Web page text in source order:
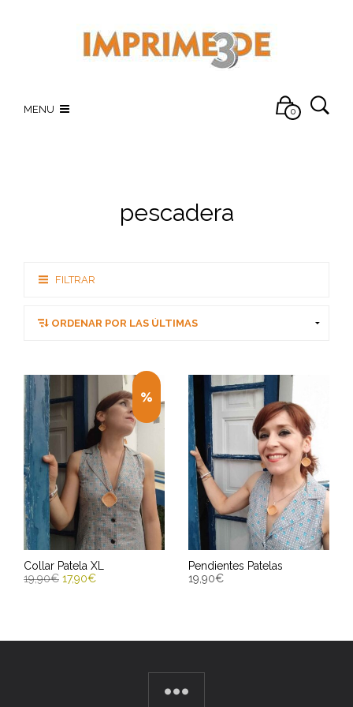
MENU 0
pescadera
FILTRAR
Collar Patela XL
19,90€ 17,90€
Entrega Estimada entre
Pendientes Patelas
19,90€
Entrega Estimada entre